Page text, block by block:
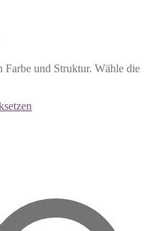
Farbe und Struktur. Wähle die